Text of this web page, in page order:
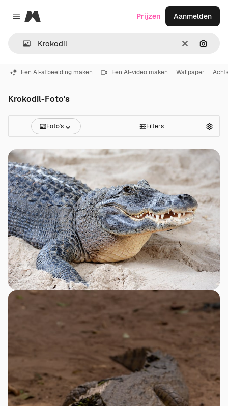
Close menu
Magnific
Wissen
Prijzen Aanmelden
Een AI-afbeelding maken Een AI-video maken Wallpaper
Krokodil-Foto's
Foto's Filters